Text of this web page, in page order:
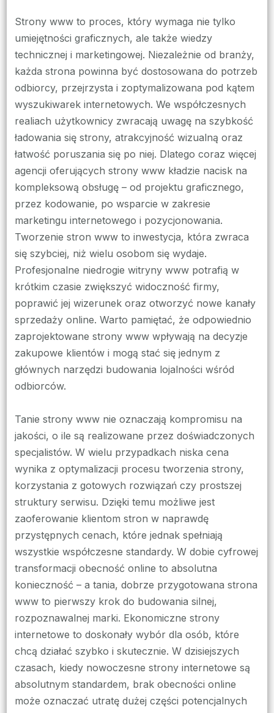
Strony www to proces, który wymaga nie tylko
umiejętności graficznych, ale także wiedzy
technicznej i marketingowej. Niezależnie od branży,
każda strona powinna być dostosowana do potrzeb
odbiorcy, przejrzysta i zoptymalizowana pod kątem
wyszukiwarek internetowych. We współczesnych
realiach użytkownicy zwracają uwagę na szybkość
ładowania się strony, atrakcyjność wizualną oraz
łatwość poruszania się po niej. Dlatego coraz więcej
agencji oferujących strony www kładzie nacisk na
kompleksową obsługę – od projektu graficznego,
przez kodowanie, po wsparcie w zakresie
marketingu internetowego i pozycjonowania.
Tworzenie stron www to inwestycja, która zwraca
się szybciej, niż wielu osobom się wydaje.
Profesjonalne niedrogie witryny www potrafią w
krótkim czasie zwiększyć widoczność firmy,
poprawić jej wizerunek oraz otworzyć nowe kanały
sprzedaży online. Warto pamiętać, że odpowiednio
zaprojektowane strony www wpływają na decyzje
zakupowe klientów i mogą stać się jednym z
głównych narzędzi budowania lojalności wśród
odbiorców.
Tanie strony www nie oznaczają kompromisu na
jakości, o ile są realizowane przez doświadczonych
specjalistów. W wielu przypadkach niska cena
wynika z optymalizacji procesu tworzenia strony,
korzystania z gotowych rozwiązań czy prostszej
struktury serwisu. Dzięki temu możliwe jest
zaoferowanie klientom stron w naprawdę
przystępnych cenach, które jednak spełniają
wszystkie współczesne standardy. W dobie cyfrowej
transformacji obecność online to absolutna
konieczność – a tania, dobrze przygotowana strona
www to pierwszy krok do budowania silnej,
rozpoznawalnej marki. Ekonomiczne strony
internetowe to doskonały wybór dla osób, które
chcą działać szybko i skutecznie. W dzisiejszych
czasach, kiedy nowoczesne strony internetowe są
absolutnym standardem, brak obecności online
może oznaczać utratę dużej części potencjalnych